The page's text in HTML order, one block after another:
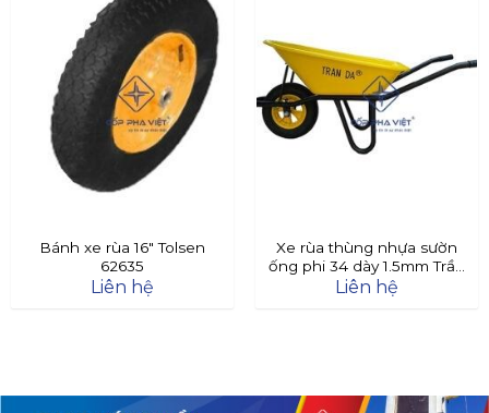
Bánh xe rùa 16″ Tolsen
62635
Liên hệ
Xe rùa thùng nhựa sườn
ống phi 34 dày 1.5mm Trần
Đà
Liên hệ